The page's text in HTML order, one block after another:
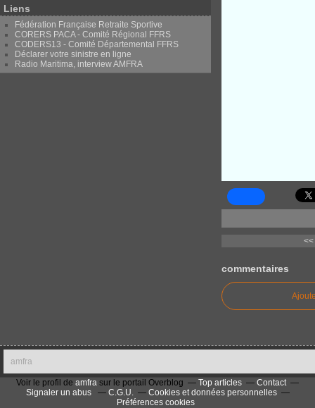
Liens
Fédération Française Retraite Sportive
CORERS PACA - Comité Régional FFRS
CODERS13 - Comité Départemental FFRS
Déclarer votre sinistre en ligne
Radio Maritima, interview AMFRA
commentaires
amfra
Voir le profil de amfra sur le portail Overblog Top articles
Contact
Signaler un abus
C.G.U.
Cookies et données personnelles
Préférences cookies